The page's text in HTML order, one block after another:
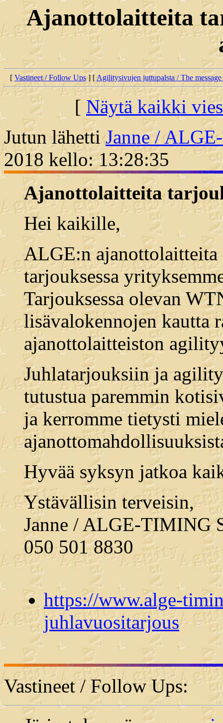
Ajanottolaitteita
[ Vastineet / Follow Ups] [Agilitysivujen juttupalsta / The
[ Näytä kaikki
Jutun lähettiJanne /
2018 kello: 13:28:35
Ajanottolaitteita
Hei kaikille,
ALGE:n ajanottolaitteita
tarjouksessa
Tarjouksessa olevan
lisävalokennojen kautta
ajanottolaitteiston
Juhlatarjouksiin ja
tutustua paremmin
ja kerromme tietysti
Hyvää syksyn jatkoa
Ystävällisin terveisin,
Janne / ALGE-TIMING
050 501 8830
https://www.alge-
juhlavuositarjous
Vastineet / Follow Ups: